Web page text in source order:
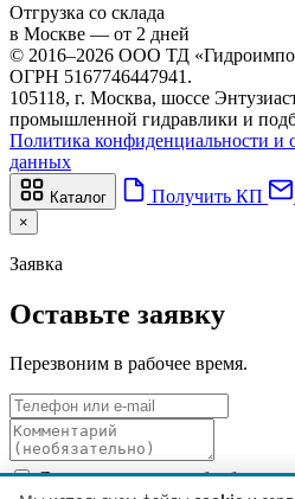
Отгрузка со склада
в Москве — от 2 дней
© 2016–2026 ООО ТД
ОГРН 5167746447941.
105118, г. Москва, шоссе
промышленной гидравлики и
Политика конфиденциальности и
данных
Каталог Получить КП
×
Заявка
Оставьте заявку
Перезвоним в рабочее время.
Я даю согласие на обработку